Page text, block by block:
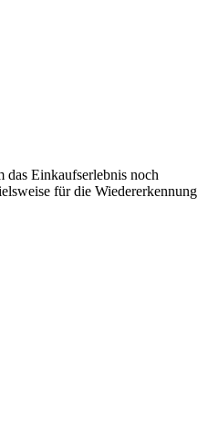
das Einkaufserlebnis noch
für die Wiedererkennung